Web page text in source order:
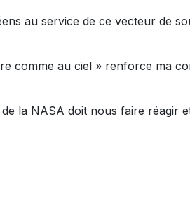
au service de ce vecteur de
comme au ciel » renforce ma
la NASA doit nous faire réagir